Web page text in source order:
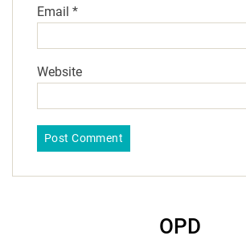
Email *
Website
OPD